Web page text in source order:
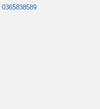
0365838589